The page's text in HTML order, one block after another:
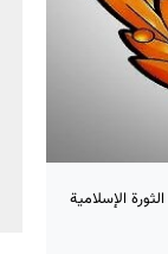
الإسلامية